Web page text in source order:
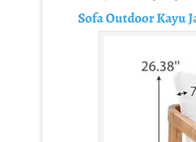
Sofa OutdoorKayu